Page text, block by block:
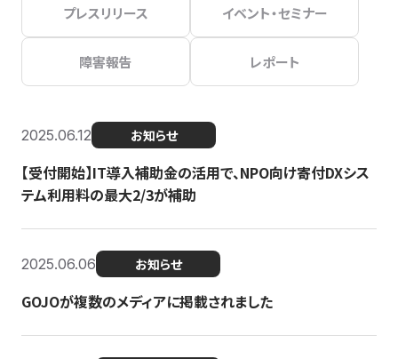
プレスリリース イベント・セミナー
障害報告 レポート
2025.06.12 お知らせ
【受付開始】IT導入補助金の活用で、NPO向け寄付DXシス
テム利用料の最大2/3が補助
2025.06.06 お知らせ
GOJOが複数のメディアに掲載されました